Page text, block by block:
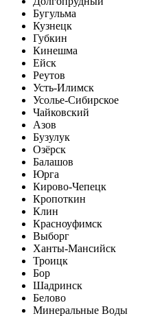
Бугульма
Кузнецк
Губкин
Кинешма
Ейск
Реутов
Усть-Илимск
Усолье-Сибирское
Чайковский
Азов
Бузулук
Озёрск
Балашов
Юрга
Кирово-Чепецк
Кропоткин
Клин
Красноуфимск
Выборг
Ханты-Мансийск
Троицк
Бор
Шадринск
Белово
Минеральные Воды